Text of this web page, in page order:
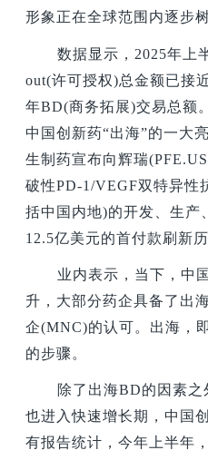
形象正在全球范围内逐步树
数据显示，2025年上
out(许可授权)总金额已接
年BD(商务拓展)交易总额
中国创新药“出海”的一大
生制药宣布向辉瑞
破性PD-1/VEGF双特异性
括中国内地)的开发、生产
12.5亿美元的首付款刷新历
业内表示，当下，中
升，大部分药企具备了出
企(MNC)的认可。出海，
的步骤。
除了出海BD的因素
也进入快速增长期，中国
有报告统计，今年上半年